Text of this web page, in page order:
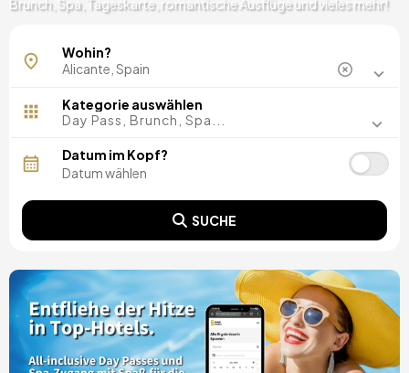
Brunch, Spa, Tageskarte, romantische Ausflüge und vieles mehr!
Algorfa
Alicante Zentrum
Crevillente
Denia
Guardamar del Segura
Jávea
Wohin?
Kategorie auswählen
Day Pass, Brunch, Spa...
Datum im Kopf?
SUCHE